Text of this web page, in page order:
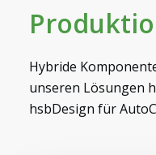
Hybride
unseren Lösungen
hsbDesign für